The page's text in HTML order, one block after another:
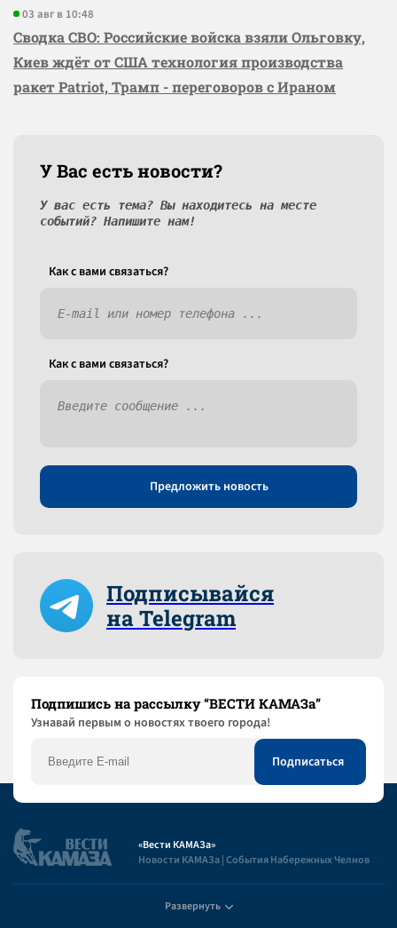
03 авг в 10:48
Сводка СВО: Российские войска взяли Ольговку,
Киев ждёт от США технология производства
ракет Patriot, Трамп - переговоров с Ираном
У Вас есть новости?
У вас есть тема? Вы находитесь на месте
событий? Напишите нам!
Как c вами связаться?
Как c вами связаться?
Предложить новость
Подписывайся
на Telegram
Подпишись на рассылку “ВЕСТИ КАМАЗа”
Узнaвай первым о новостях твоего города!
«Вести КАМАЗа»
Новости КАМАЗа | События Набережных Челнов
Развернуть